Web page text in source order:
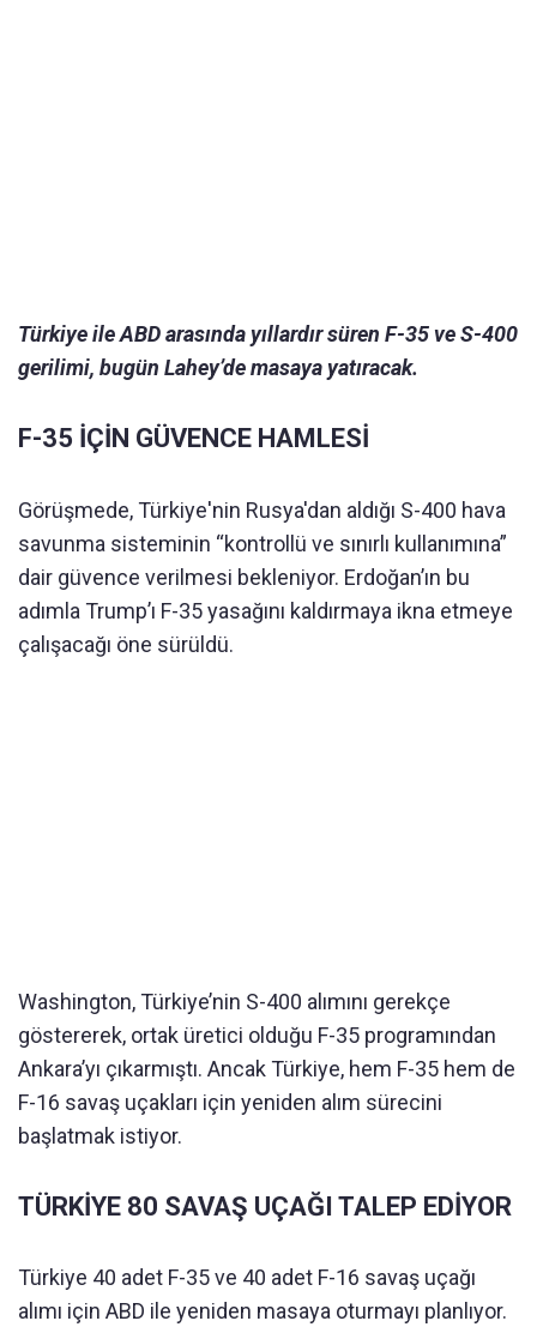
Türkiye ile ABD arasında yıllardır süren F-35 ve S-400
gerilimi, bugün Lahey’de masaya yatıracak.
F-35 İÇİN GÜVENCE HAMLESİ
Görüşmede, Türkiye'nin Rusya'dan aldığı S-400 hava
savunma sisteminin “kontrollü ve sınırlı kullanımına”
dair güvence verilmesi bekleniyor. Erdoğan’ın bu
adımla Trump’ı F-35 yasağını kaldırmaya ikna etmeye
çalışacağı öne sürüldü.
Washington, Türkiye’nin S-400 alımını gerekçe
göstererek, ortak üretici olduğu F-35 programından
Ankara’yı çıkarmıştı. Ancak Türkiye, hem F-35 hem de
F-16 savaş uçakları için yeniden alım sürecini
başlatmak istiyor.
TÜRKİYE 80 SAVAŞ UÇAĞI TALEP EDİYOR
Türkiye 40 adet F-35 ve 40 adet F-16 savaş uçağı
alımı için ABD ile yeniden masaya oturmayı planlıyor.